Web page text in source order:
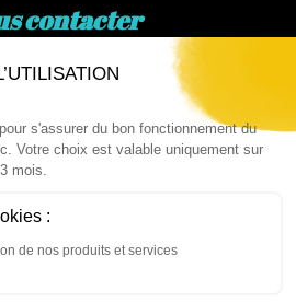
contacter
02 62 81 77 60
artotheque@cg974.fr